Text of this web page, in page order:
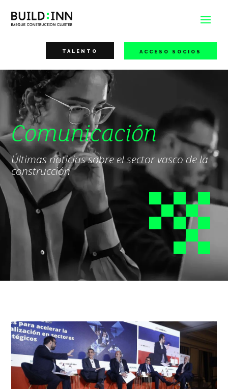
TALENTO ACCESO SOCIOS
Comunicación
Últimas noticias sobre el sector vasco de la
construcción